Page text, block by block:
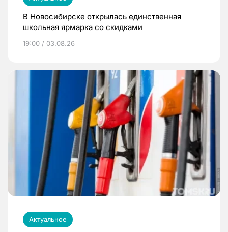
В Новосибирске открылась единственная
школьная ярмарка со скидками
19:00 / 03.08.26
Актуальное